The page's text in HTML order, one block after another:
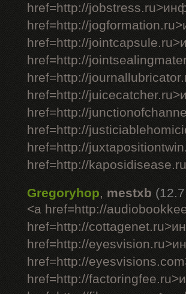
href=http://
href=http://
href=http://
href=http://
href=http://
href=http://
href=http://
href=http://
href=http://
href=http://
Gregoryhop,mestxb
<a href=http://
href=http://
href=http://
href=http://
href=http://